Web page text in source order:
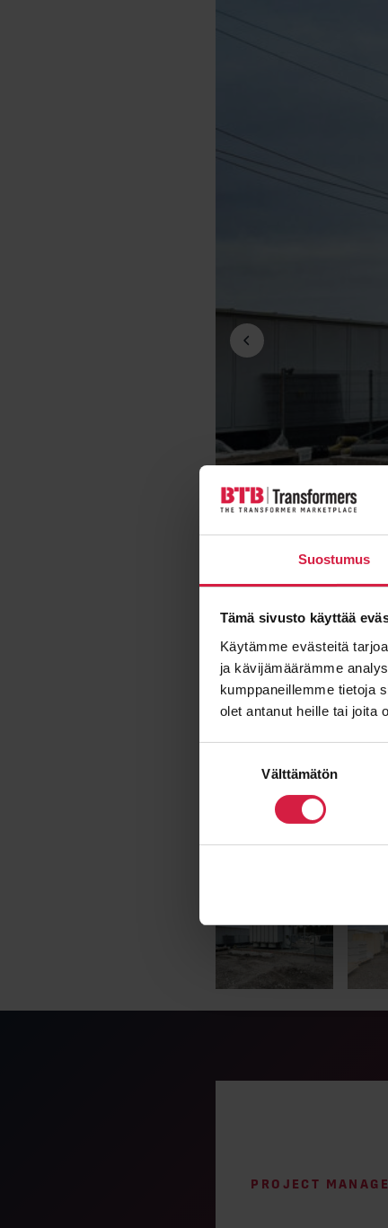
Suostumus
Tämä sivusto käyttää
Käytämme evästeitä
ja kävijämäärämme
kumppaneillemme tietoja
olet antanut heille tai joita
Välttämätön
Previous slide
PROJECT